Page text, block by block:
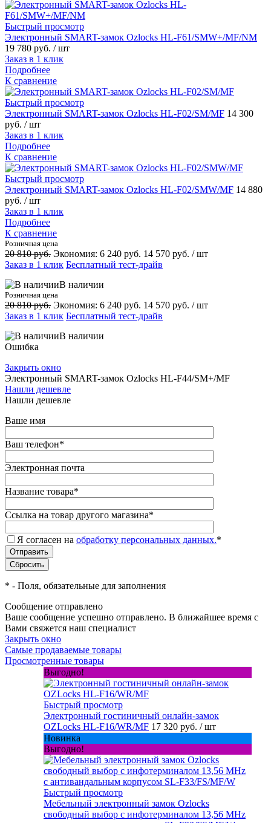
Быстрый просмотр
Электронный SMART-замок Ozlocks HL-F61/SMW+/MF/NM
19 780 руб. / шт
Заказ в 1 клик
Подробнее
К сравнение
Быстрый просмотр
Электронный SMART-замок Ozlocks HL-F02/SM/MF 14 300
руб. / шт
Заказ в 1 клик
Подробнее
К сравнение
Быстрый просмотр
Электронный SMART-замок Ozlocks HL-F02/SMW/MF 14 880
руб. / шт
Заказ в 1 клик
Подробнее
К сравнение
Розничная цена
20 810 руб. Экономия: 6 240 руб. 14 570 руб. / шт
Заказ в 1 клик Бесплатный тест-драйв
В наличии
Розничная цена
20 810 руб. Экономия: 6 240 руб. 14 570 руб. / шт
Заказ в 1 клик Бесплатный тест-драйв
В наличии
Ошибка
Закрыть окно
Электронный SMART-замок Ozlocks HL-F44/SM+/MF
Нашли дешевле
Нашли дешевле
Ваше имя
Ваш телефон*
Электронная почта
Название товара*
Ссылка на товар другого магазина*
Я согласен на обработку персональных данных.*
* - Поля, обязательные для заполнения
Сообщение отправлено
Ваше сообщение успешно отправлено. В ближайшее время с
Вами свяжется наш специалист
Закрыть окно
Самые продаваемые товары
Просмотренные товары
Выгодно!
Быстрый просмотр
Электронный гостиничный онлайн-замок
OZLocks HL-F16/WR/MF 17 320 руб. / шт
Новинка
Выгодно!
Быстрый просмотр
Мебельный электронный замок Ozlocks
свободный выбор с инфотерминалом 13,56 MHz